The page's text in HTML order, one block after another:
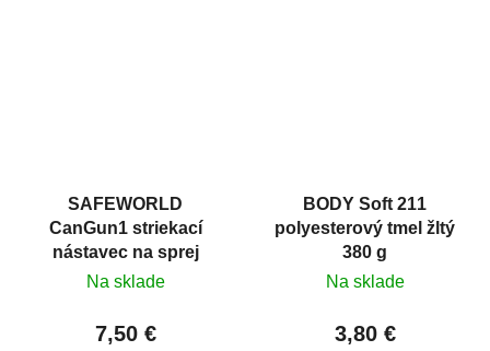
SAFEWORLD
CanGun1 striekací
nástavec na sprej
Na sklade
7,50 €
BODY Soft 211
polyesterový tmel žltý
380 g
Na sklade
3,80 €